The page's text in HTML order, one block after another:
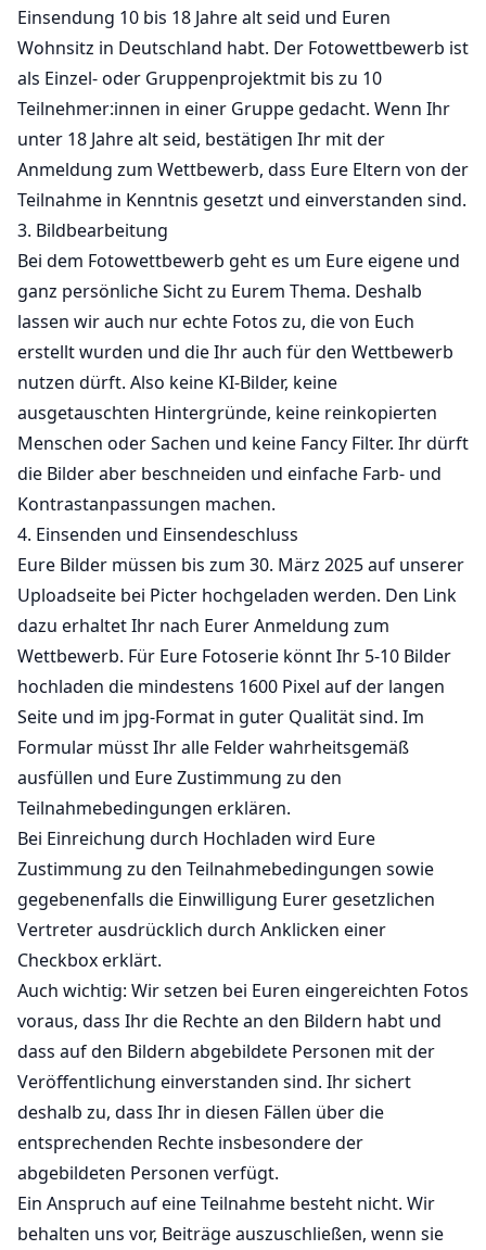
Einsendung 10 bis 18 Jahre alt seid und Euren
Wohnsitz in Deutschland habt. Der Fotowettbewerb ist
als Einzel- oder Gruppenprojektmit bis zu 10
Teilnehmer:innen in einer Gruppe gedacht. Wenn Ihr
unter 18 Jahre alt seid, bestätigen Ihr mit der
Anmeldung zum Wettbewerb, dass Eure Eltern von der
Teilnahme in Kenntnis gesetzt und einverstanden sind.
3. Bildbearbeitung
Bei dem Fotowettbewerb geht es um Eure eigene und
ganz persönliche Sicht zu Eurem Thema. Deshalb
lassen wir auch nur echte Fotos zu, die von Euch
erstellt wurden und die Ihr auch für den Wettbewerb
nutzen dürft. Also keine KI-Bilder, keine
ausgetauschten Hintergründe, keine reinkopierten
Menschen oder Sachen und keine Fancy Filter. Ihr dürft
die Bilder aber beschneiden und einfache Farb- und
Kontrastanpassungen machen.
4. Einsenden und Einsendeschluss
Eure Bilder müssen bis zum 30. März 2025 auf unserer
Uploadseite bei Picter hochgeladen werden. Den Link
dazu erhaltet Ihr nach Eurer Anmeldung zum
Wettbewerb. Für Eure Fotoserie könnt Ihr 5-10 Bilder
hochladen die mindestens 1600 Pixel auf der langen
Seite und im jpg-Format in guter Qualität sind. Im
Formular müsst Ihr alle Felder wahrheitsgemäß
ausfüllen und Eure Zustimmung zu den
Teilnahmebedingungen erklären.
Bei Einreichung durch Hochladen wird Eure
Zustimmung zu den Teilnahmebedingungen sowie
gegebenenfalls die Einwilligung Eurer gesetzlichen
Vertreter ausdrücklich durch Anklicken einer
Checkbox erklärt.
Auch wichtig: Wir setzen bei Euren eingereichten Fotos
voraus, dass Ihr die Rechte an den Bildern habt und
dass auf den Bildern abgebildete Personen mit der
Veröffentlichung einverstanden sind. Ihr sichert
deshalb zu, dass Ihr in diesen Fällen über die
entsprechenden Rechte insbesondere der
abgebildeten Personen verfügt.
Ein Anspruch auf eine Teilnahme besteht nicht. Wir
behalten uns vor, Beiträge auszuschließen, wenn sie